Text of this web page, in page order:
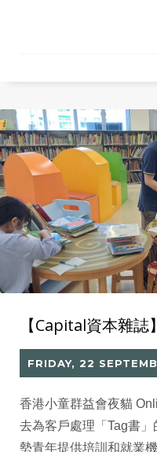
【Capital資本雜
FRIDAY, 22
香港小童群益會夜貓
去為客戶處理「Tag書
勢青年提供培訓和就業機